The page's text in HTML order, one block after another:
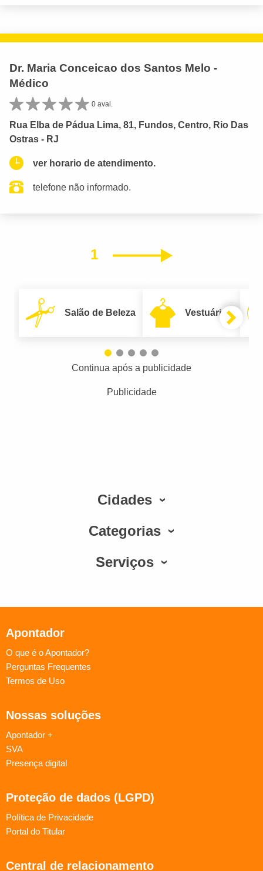
Dr. Maria Conceicao dos Santos Melo -
Médico
0 aval.
Rua Elba de Pádua Lima, 81, Fundos, Centro, Rio Das
Ostras - RJ
ver horario de atendimento.
telefone não informado.
1 Próximo
Salão de Beleza Vestuário
Continua após a publicidade
Publicidade
Cidades
Categorias
Serviços
Apontador
O que é o Apontador?
Perguntas Frequentes
Termos de Uso
Nossas soluções
Apontador +
SVA
Presença digital
Proteção de dados (LGPD)
Política de Privacidade
Portal do Titular
Central de relacionamento